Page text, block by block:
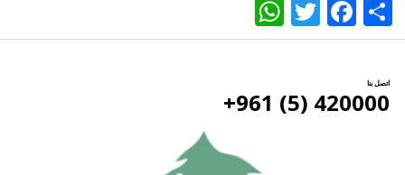
Share
Facebook
Twitter
اتصل بنا
420000 (5) 961+